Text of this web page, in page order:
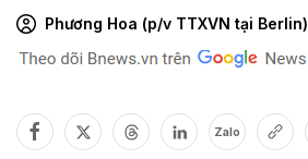
Phương Hoa (p/v TTXVN tại Berlin)
Zalo